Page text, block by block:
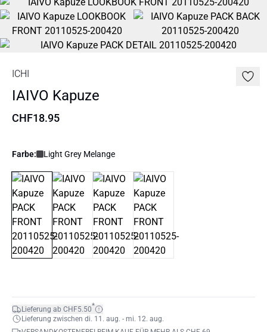
ICHI
IAIVO Kapuze
CHF18.95
Farbe: Light Grey Melange
Lieferung ab CHF5.50*
Lieferung zwischen di. 11. aug. - mi. 12. aug.